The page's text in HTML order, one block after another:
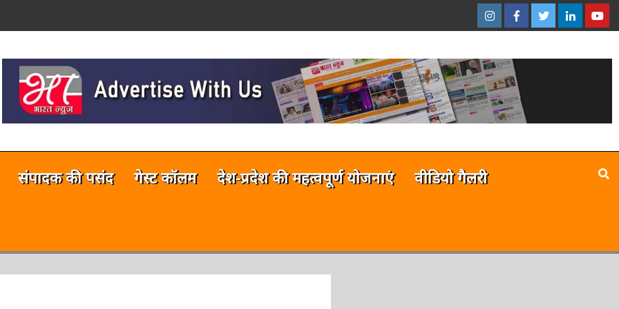
इंस्टाग्राम
ऑनलाईन
भारत
न्यूज़
फेसबुक
ऑनलाईन
भारत
न्यूज़
ट्विटर
ऑनलाईन
ऑनलाईन
न्यूज़
यू-
–
संपादक की पसंद गेस्ट कॉलम देश-प्रदेश की महत्वपूर्ण योजनाएं वीडियो गैलरी
ऑनलाईन भारत न्यूज़ अभी टेस्टिंग फेज में है